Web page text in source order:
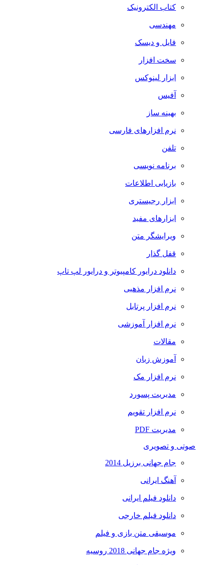
کتاب الکترونیک
مهندسی
فایل و دیسک
سخت افزار
ابزار لینوکس
آفیس
بهینه ساز
نرم افزارهای فارسی
تلفن
برنامه نویسی
بازیابی اطلاعات
ابزار رجیستری
ابزارهای مفید
ویرایشگر متن
قفل گذار
دانلود درایور کامپیوتر و درایور لپ تاپ
نرم افزار مذهبی
نرم افزار پرتابل
نرم افزار آموزشی
مقالات
آموزش زبان
نرم افزار مک
مدیریت پسورد
نرم افزار تقویم
مدیریت PDF
صوتی و تصویری
جام جهانی برزیل 2014
آهنگ ایرانی
دانلود فیلم ایرانی
دانلود فیلم خارجی
موسیقی متن بازی و فیلم
ویژه جام جهانی 2018 روسیه